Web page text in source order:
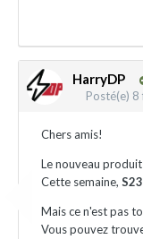
HarryDP
Posté(e) 8
Chers amis!
Le nouveau
Cette semaine,
Mais ce n'est pas
Vous pouvez